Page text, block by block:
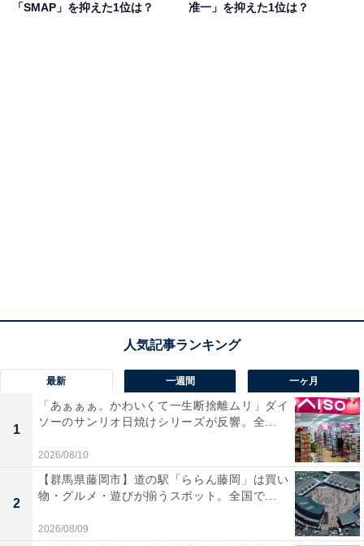
「SMAP」を抑えた1位は？
准一」を抑えた1位は？
最新 一週間 一ヶ月
1
「あぁぁぁ。かわいくて一生断捨離ムリ」ダイ
ソーのサンリオ日焼けシリーズが反響。全...
2026/08/10
2
【群馬県藤岡市】道の駅「ららん藤岡」は買い
物・グルメ・遊びが揃うスポット。全国で...
2026/08/09